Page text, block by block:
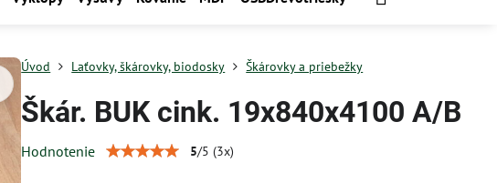
Úvod Laťovky, škárovky, biodosky Škárovky a priebežky
Škár. BUK cink. 19x840x4100 A/B
Hodnotenie 5/5 (3x)